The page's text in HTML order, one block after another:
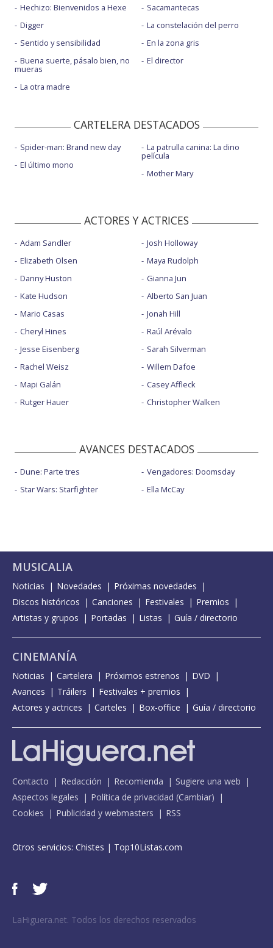
Hechizo: Bienvenidos a Hexe
Digger
Sentido y sensibilidad
Buena suerte, pásalo bien, no
mueras
La otra madre
Sacamantecas
La constelación del perro
En la zona gris
El director
CARTELERA DESTACADOS
Spider-man: Brand new day
El último mono
La patrulla canina: La dino
película
Mother Mary
ACTORES Y ACTRICES
Adam Sandler
Elizabeth Olsen
Danny Huston
Kate Hudson
Mario Casas
Cheryl Hines
Jesse Eisenberg
Rachel Weisz
Mapi Galán
Rutger Hauer
Josh Holloway
Maya Rudolph
Gianna Jun
Alberto San Juan
Jonah Hill
Raúl Arévalo
Sarah Silverman
Willem Dafoe
Casey Affleck
Christopher Walken
AVANCES DESTACADOS
Dune: Parte tres
Star Wars: Starfighter
Vengadores: Doomsday
Ella McCay
MUSICALIA
Noticias Novedades
Próximas novedades
Discos históricos
Canciones Festivales
Premios
Artistas y grupos
Portadas Listas Guía / directorio
CINEMANÍA
Noticias Cartelera Próximos estrenos
DVD
Avances
Tráilers
Festivales + premios
Actores y actrices
Carteles Box-office Guía / directorio
Contacto Redacción Recomienda
Sugiere una web
Aspectos legales
Política de privacidad (Cambiar)
Cookies
Publicidad y webmasters RSS
Otros servicios: Chistes | Top10Listas.com
LaHiguera.net. Todos los derechos reservados